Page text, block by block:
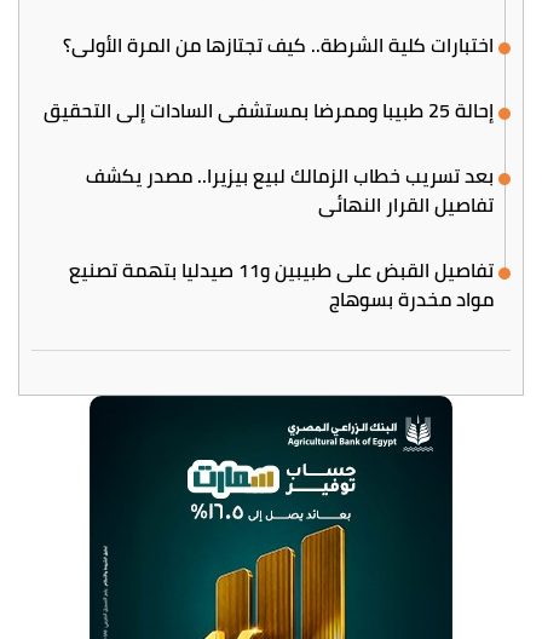
اختبارات كلية الشرطة.. كيف تجتازها من المرة الأولى؟
إحالة 25 طبيبا وممرضا بمستشفى السادات إلى التحقيق
بعد تسريب خطاب الزمالك لبيع بيزيرا.. مصدر يكشف
تفاصيل القرار النهائي
تفاصيل القبض على طبيبين و11 صيدليا بتهمة تصنيع
مواد مخدرة بسوهاج